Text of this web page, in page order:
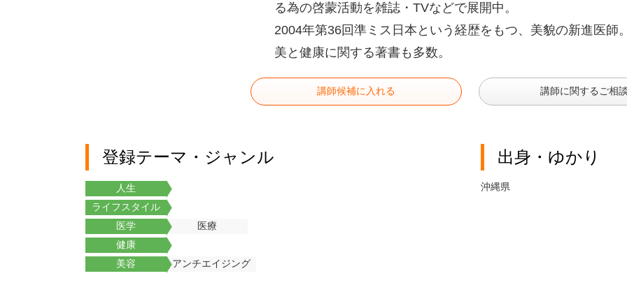
る為の啓蒙活動を雑誌・TVなどで展開中。
2004年第36回準ミス日本という経歴をもつ、美貌の新進医師
美と健康に関する著書も多数。
講師候補に入れる 講師に関するご相
登録テーマ・ジャンル
人生
ライフスタイル
医学
医療
健康
美容
アンチエイジング
出身・ゆかり
沖縄県